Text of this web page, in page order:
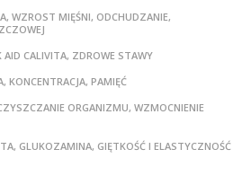
WZROST MIĘŚNI, ODCHUDZANIE,
AID CALIVITA, ZDROWE STAWY
KONCENTRACJA, PAMIĘĆ
ORGANIZMU, WZMOCNIENIE
GLUKOZAMINA, GIĘTKOŚĆ I ELASTYCZNOŚĆ